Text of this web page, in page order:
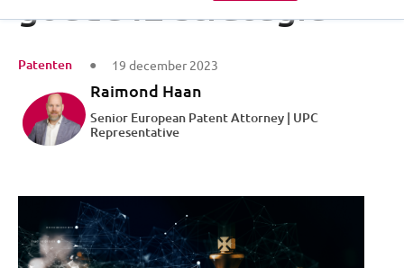
Patenten 19 december 2023
Raimond Haan
Senior European Patent Attorney | UPC
Representative